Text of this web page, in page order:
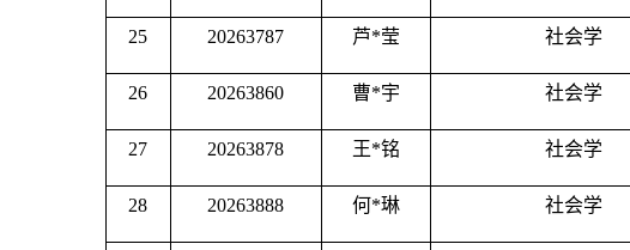
25 20263787 芦*莹 社会学
26 20263860 曹*宇 社会学
27 20263878 王*铭 社会学
28 20263888 何*琳 社会学